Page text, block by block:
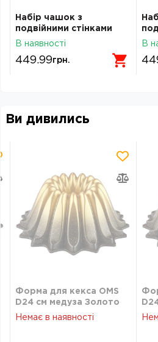
Набір чашок з
подвійними стінками
Ardesto 360мл 2шт скло
В наявності
449.99грн.
В
Ви дивились
Форма для кекса OMS
D24 см медуза Золото
OMS 3273-24-Gold
Немає в наявності